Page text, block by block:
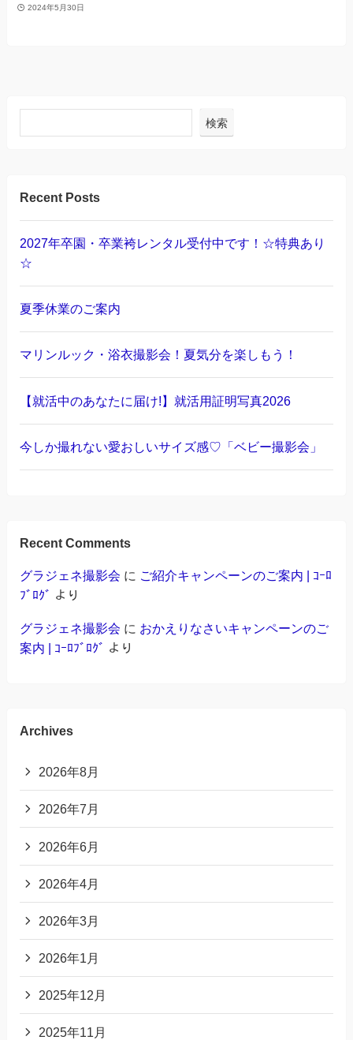
2024年5月30日
検索
Recent Posts
2027年卒園・卒業袴レンタル受付中です！☆特典あり
☆
夏季休業のご案内
マリンルック・浴衣撮影会！夏気分を楽しもう！
【就活中のあなたに届け!】就活用証明写真2026
今しか撮れない愛おしいサイズ感♡「ベビー撮影会」
Recent Comments
グラジェネ撮影会 に ご紹介キャンペーンのご案内 | ｺｰﾛ
ﾌﾞﾛｸﾞ より
グラジェネ撮影会 に おかえりなさいキャンペーンのご
案内 | ｺｰﾛﾌﾞﾛｸﾞ より
Archives
2026年8月
2026年7月
2026年6月
2026年4月
2026年3月
2026年1月
2025年12月
2025年11月